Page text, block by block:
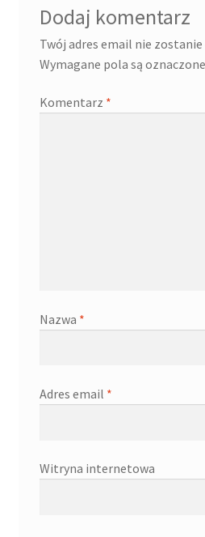
Dodaj komentarz
Twój adres email nie
Wymagane pola są oznaczone
Komentarz *
Nazwa *
Adres email *
Witryna internetowa